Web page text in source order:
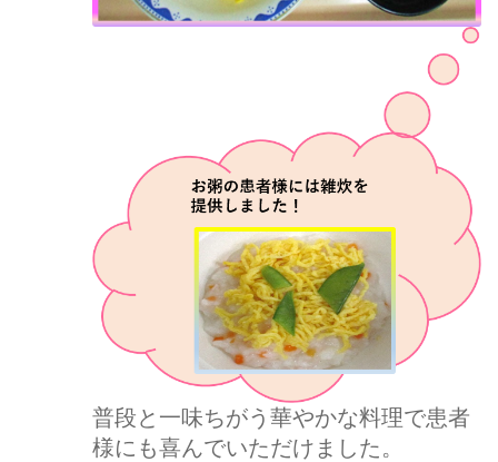
普段と一味ちがう華やかな料理で患者
様にも喜んでいただけました。